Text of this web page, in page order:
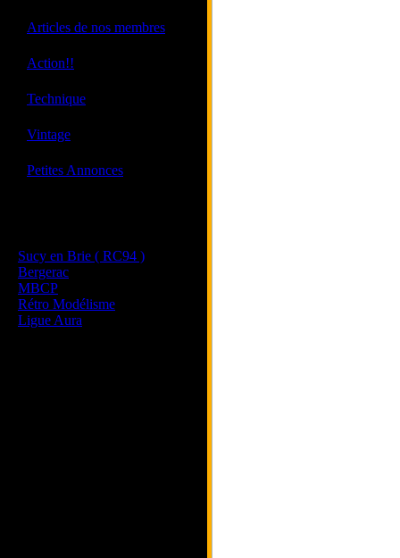
Articles de nos membres
Action!!
Technique
Vintage
Petites Annonces
Sucy en Brie ( RC94 )
Bergerac
MBCP
Rétro Modélisme
Ligue Aura